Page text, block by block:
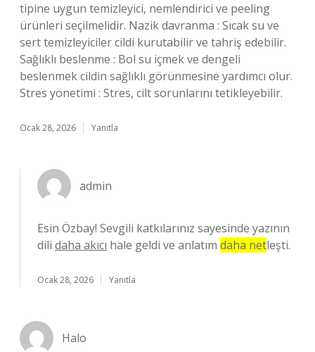
tipine uygun temizleyici, nemlendirici ve peeling
ürünleri seçilmelidir. Nazik davranma : Sıcak su ve
sert temizleyiciler cildi kurutabilir ve tahriş edebilir.
Sağlıklı beslenme : Bol su içmek ve dengeli
beslenmek cildin sağlıklı görünmesine yardımcı olur.
Stres yönetimi : Stres, cilt sorunlarını tetikleyebilir.
Ocak 28, 2026 Yanıtla
admin
Esin Özbay! Sevgili katkılarınız sayesinde yazının
dili daha akıcı hale geldi ve anlatım daha netleşti.
Ocak 28, 2026 Yanıtla
Halo